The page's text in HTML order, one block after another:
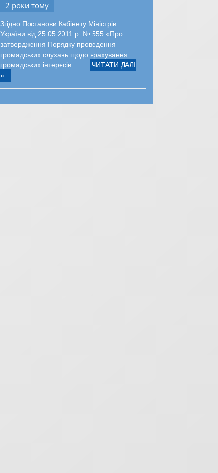
2 роки тому
Згідно Постанови Кабінету Міністрів
України від 25.05.2011 р. № 555 «Про
затвердження Порядку проведення
громадських слухань щодо врахування
громадських інтересів …
ЧИТАТИ ДАЛІ
»